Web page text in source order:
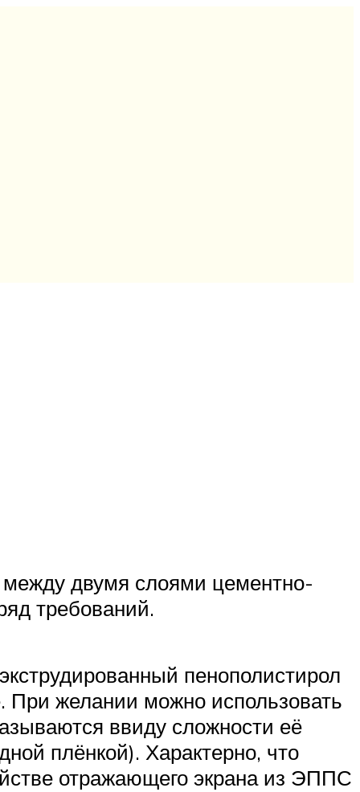
между двумя слоями цементно-
требований.
пенополистирол
При желании можно использовать
ввиду сложности её
плёнкой). Характерно, что
отражающего экрана из ЭППС